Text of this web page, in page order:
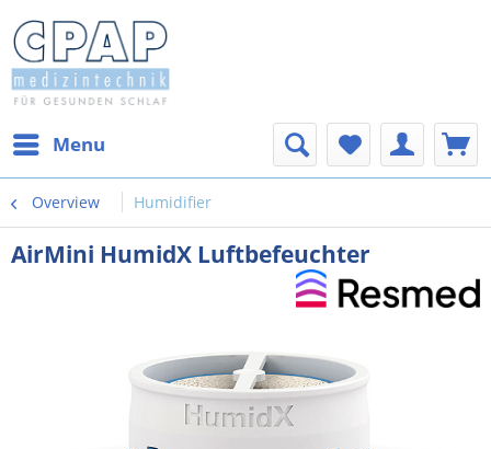
Menu
Overview Humidifier
AirMini HumidX Luftbefeuchter